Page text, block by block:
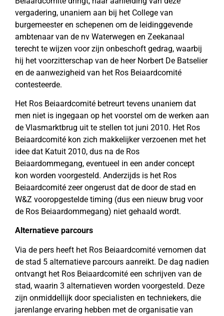
vergadering, unaniem aan bij het College van
burgemeester en schepenen om de leidinggevende
ambtenaar van de nv Waterwegen en Zeekanaal
terecht te wijzen voor zijn onbeschoft gedrag, waarbij
hij het voorzitterschap van de heer Norbert De Batselier
en de aanwezigheid van het Ros Beiaardcomité
contesteerde.
Het Ros Beiaardcomité betreurt tevens unaniem dat
men niet is ingegaan op het voorstel om de werken aan
de Vlasmarktbrug uit te stellen tot juni 2010. Het Ros
Beiaardcomité kon zich makkelijker verzoenen met het
idee dat Katuit 2010, dus na de Ros
Beiaardommegang, eventueel in een ander concept
kon worden voorgesteld. Anderzijds is het Ros
Beiaardcomité zeer ongerust dat de door de stad en
W&Z vooropgestelde timing (dus een nieuw brug voor
de Ros Beiaardommegang) niet gehaald wordt.
Alternatieve parcours
Via de pers heeft het Ros Beiaardcomité vernomen dat
de stad 5 alternatieve parcours aanreikt. De dag nadien
ontvangt het Ros Beiaardcomité een schrijven van de
stad, waarin 3 alternatieven worden voorgesteld. Deze
zijn onmiddellijk door specialisten en techniekers, die
jarenlange ervaring hebben met de organisatie van